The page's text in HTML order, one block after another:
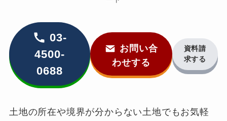
03-
4500-
0688
お問い合
わせする
資料請
求する
土地の所在や境界が分からない土地でもお気軽